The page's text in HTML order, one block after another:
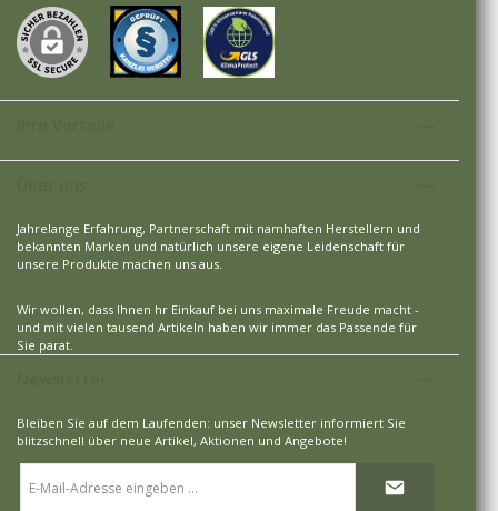
Jahrelange Erfahrung, Partnerschaft mit namhaften Herstellern und
bekannten Marken und natürlich unsere eigene Leidenschaft für
unsere Produkte machen uns aus.
Wir wollen, dass Ihnen hr Einkauf bei uns maximale Freude macht -
und mit vielen tausend Artikeln haben wir immer das Passende für
Sie parat.
Bleiben Sie auf dem Laufenden: unser Newsletter informiert Sie
blitzschnell über neue Artikel, Aktionen und Angebote!
Mail-